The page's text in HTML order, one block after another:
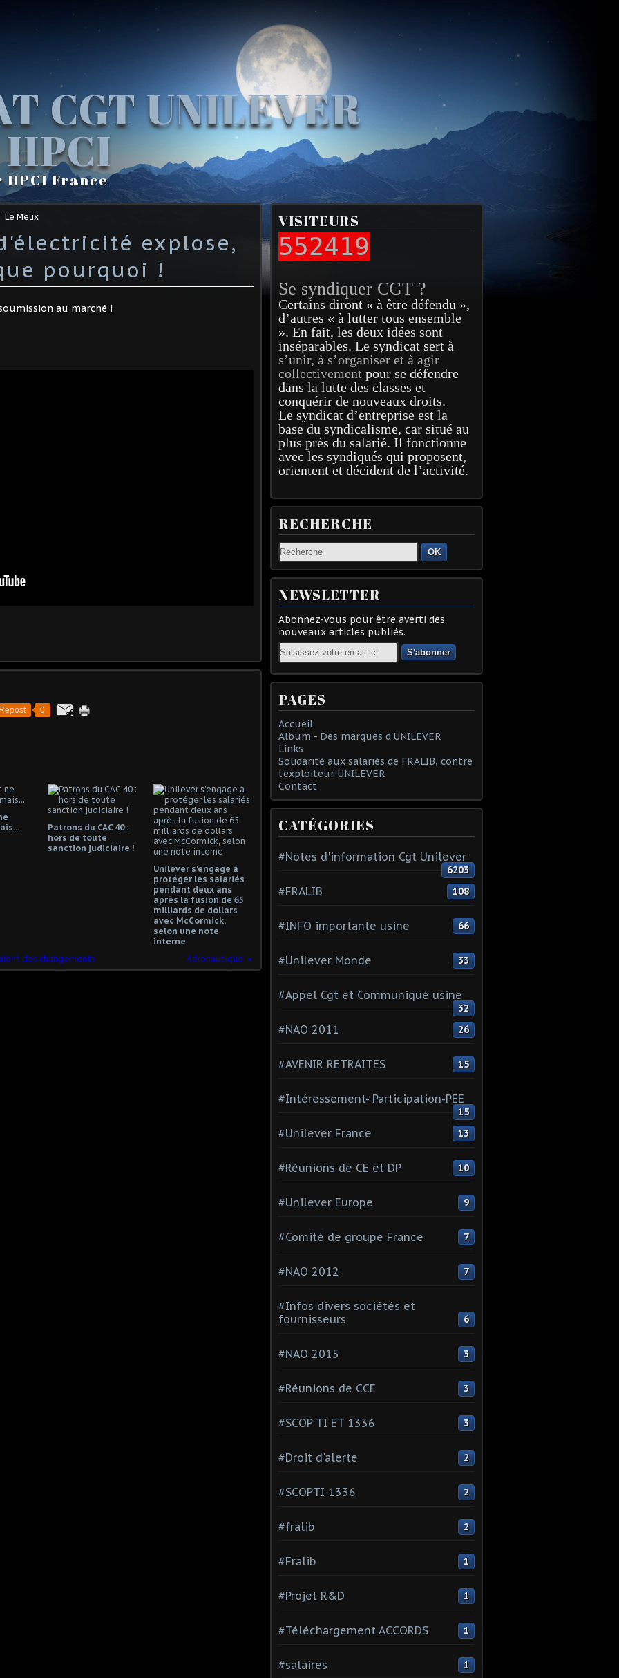
CGT UNILEVER
HPCI France
Le Meux
explose,
pourquoi !
au marché !
Repost 0
Patrons du CAC 40 :
hors de toute
sanction judiciaire !
Unilever s'engage à
protéger les salariés
pendant deux ans
après la fusion de 65
milliards de dollars
avec McCormick,
selon une note
interne
des changements
Aéronautique
VISITEURS
552419
Se syndiquer CGT ?
Certains diront « à être défendu »,
d’autres « à lutter tous ensemble
». En fait, les deux idées sont
inséparables. Le syndicat sert à
s’unir, à s’organiser et à agir
collectivement pour se défendre
dans la lutte des classes et
conquérir de nouveaux droits.
Le syndicat d’entreprise est la
base du syndicalisme, car situé au
plus près du salarié. Il fonctionne
avec les syndiqués qui proposent,
orientent et décident de l’activité.
RECHERCHE
OK
NEWSLETTER
Abonnez-vous pour être averti des
nouveaux articles publiés.
Email
PAGES
Accueil
Album - Des marques d'UNILEVER
Links
Solidarité aux salariés de FRALIB, contre
l'exploiteur UNILEVER
Contact
CATÉGORIES
#Notes d'information Cgt Unilever
6203
#FRALIB 108
#INFO importante usine 66
#Unilever Monde 33
#Appel Cgt et Communiqué usine
32
#NAO 2011 26
#AVENIR RETRAITES 15
#Intéressement- Participation-PEE
15
#Unilever France 13
#Réunions de CE et DP 10
#Unilever Europe 9
#Comité de groupe France 7
#NAO 2012 7
#Infos divers sociétés et
fournisseurs
6
#NAO 2015 3
#Réunions de CCE 3
#SCOP TI ET 1336 3
#Droit d'alerte 2
#SCOPTI 1336 2
#fralib 2
#Fralib 1
#Projet R&D 1
#Téléchargement ACCORDS 1
#salaires 1